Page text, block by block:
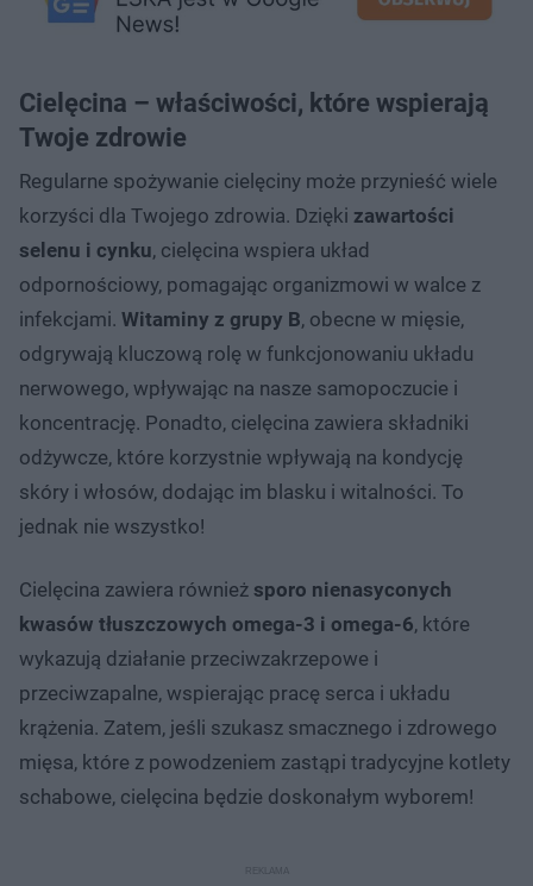
Cielęcina – właściwości, które wspierają
Twoje zdrowie
Regularne spożywanie cielęciny może przynieść wiele
korzyści dla Twojego zdrowia. Dzięki zawartości
selenu i cynku, cielęcina wspiera układ
odpornościowy, pomagając organizmowi w walce z
infekcjami. Witaminy z grupy B, obecne w mięsie,
odgrywają kluczową rolę w funkcjonowaniu układu
nerwowego, wpływając na nasze samopoczucie i
koncentrację. Ponadto, cielęcina zawiera składniki
odżywcze, które korzystnie wpływają na kondycję
skóry i włosów, dodając im blasku i witalności. To
jednak nie wszystko!
Cielęcina zawiera również sporo nienasyconych
kwasów tłuszczowych omega-3 i omega-6, które
wykazują działanie przeciwzakrzepowe i
przeciwzapalne, wspierając pracę serca i układu
krążenia. Zatem, jeśli szukasz smacznego i zdrowego
mięsa, które z powodzeniem zastąpi tradycyjne kotlety
schabowe, cielęcina będzie doskonałym wyborem!